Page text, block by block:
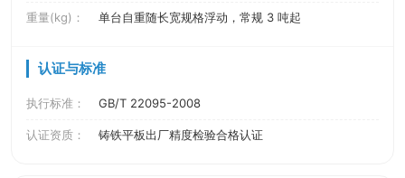
重量(kg)： 单台自重随长宽规格浮动，常规 3 吨起
认证与标准
执行标准： GB/T 22095-2008
认证资质： 铸铁平板出厂精度检验合格认证